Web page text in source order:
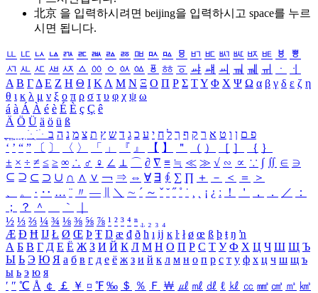
北京 을 입력하시려면 beijing을 입력하시고 space를 누르
시면 됩니다.
ㅥ ㅦ ㅧ ㅨ ㅩ ㅪ ㅫ ㅬ ㅭ ㅮ ㅯ ㅰ ㅱ ㅲ ㅳ ㅴ ㅵ ㅶ ㅷ ㅸ
ㅹ
ㅺ ㅻ ㅼ ㅽ ㅾ ㅿ ㆀ ㆁ ㆂ ㆃ ㆄ ㆅ ㆆ ㆇ ㆈ ㆉ ㆊ ㆋ ㆌ ㆍ
ㆎ
Α Β ΓΔ Ε Ζ Η Θ Ι ΚΛ Μ Ν Ξ Ο Π Ρ Σ ΤΥ Φ Χ Ψ Ω α β γ δ ε ζ η
θ ι κ λ μ ν ξ ο π ρ σ τ υ φ χ ψ ω
á à Á À é è É È ç Ç ê
Ä Ö Ü ä ö ü ß
ִֶֹ ֻּ ׁׂ פ ם ן ו ט א ר ק ף ך ל ח י ע כ ג ד ש ץ ת צ מ נ ה ב
‘ ’ “ ” 〔 〕 〈 〉 「 」 『 』 【 】 ＂ （ ） ［ ］ ｛ ｝
± × ÷ ≠ ≤ ≥ ∞ ∴ ♂ ♀ ∠ ⊥ ⌒ ∂ ∇ ≡ ≒ ≪ ≫ √ ∽ ∝ ∵ ∫ ∬ ∈ ∋
⊆ ⊇ ⊂ ⊃ ∪ ∩ ∧ ∨ ￢ ⇒ ⇔ ∀ ∃ ∮ ∑ ∏ ＋ － ＜ ＝
＞
、
。 · ‥ … ¨ 〃 ― ＼ ∼ ´ ～ ˇ ˘ ˝ ˚ ˙ ¸ ¡ ¿ ː ！ ＇ ， ． ／
：
；
？ ＾ ｀
½ ⅓ ⅔ ¼ ¾ ⅛ ⅜ ⅝ ⅞ ¹ ² ³ ⁴ ⁿ ₁ ₂ ₃ ₄
Æ Ð Ħ Ĳ Ł Ø Œ Þ Ŧ Ŋ æ đ ð ħ ı ĳ ĸ ŀ ł ø œ ß þ ŧ ŋ ŉ
А Б В Г Д Е Ё Ж З И Й К Л М Н О П Р С Т У Ф Х Ц Ч Ш Щ Ъ
Ы Ь Э Ю Я а б в г д е ё ж з и й к л м н о п р с т у ф х ц ч ш щ ъ
ы ь э ю я
′ ″ ℃ Å ￠ ￡ ￥ ¤ ℉ ‰ ＄ ％ Ｆ ￦ ㎕ ㎖ ㎗ ℓ ㎘ ㏄ ㎣ ㎤ ㎥ ㎦